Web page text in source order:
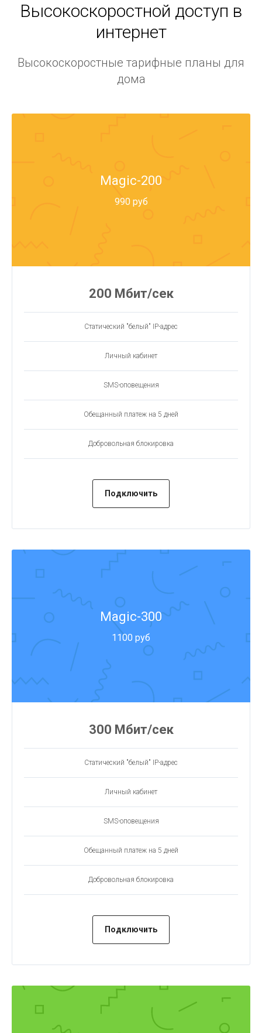
Высокоскоростной доступ в
интернет
Высокоскоростные тарифные планы для
дома
Magic-200
990 руб
200 Мбит/сек
Статический "белый" IP-адрес
Личный кабинет
SMS-оповещения
Обещанный платеж на 5 дней
Добровольная блокировка
Подключить
Magic-300
1100 руб
300 Мбит/сек
Статический "белый" IP-адрес
Личный кабинет
SMS-оповещения
Обещанный платеж на 5 дней
Добровольная блокировка
Подключить